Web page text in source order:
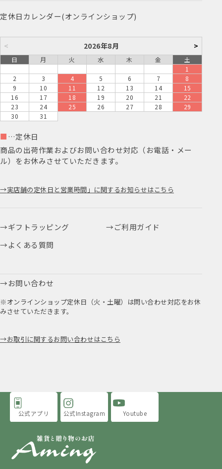
定休日カレンダー(オンラインショップ)
< 2026年8月 >
日 月 火 水 木 金
土
1
2
3 4 5 6 7
8
9
10 11 12 13 14
15
16
17 18 19 20 21
22
23
24 25 26 27 28
29
30
31
■ …定休日
商品の出荷作業およびお問い合わせ対応（お電話・メー
ル）をお休みさせていただきます。
実店舗の定休日と営業時間」に関するお知らせはこちら
ギフトラッピング
ご利用ガイド
よくある質問
お問い合わせ
※オンラインショップ定休日（火・土曜）は問い合わせ対応をお休
みさせていただきます。
お取引に関するお問い合わせはこちら
公式アプリ 公式Instagram Youtube